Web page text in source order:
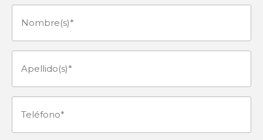
Nombre(s)
Apellido(s)
Teléfono (Obligatorio)